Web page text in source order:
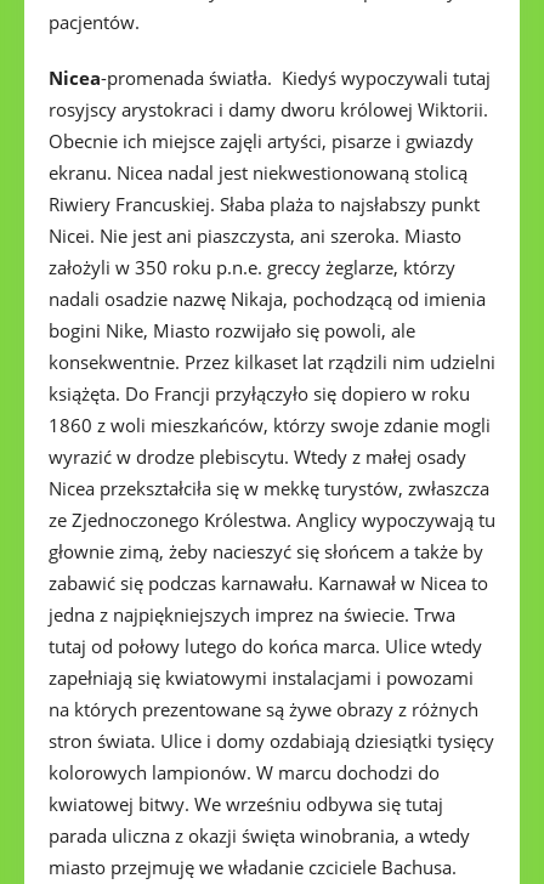
pacjentów.
Nicea-promenada światła. Kiedyś wypoczywali tutaj
rosyjscy arystokraci i damy dworu królowej Wiktorii.
Obecnie ich miejsce zajęli artyści, pisarze i gwiazdy
ekranu. Nicea nadal jest niekwestionowaną stolicą
Riwiery Francuskiej. Słaba plaża to najsłabszy punkt
Nicei. Nie jest ani piaszczysta, ani szeroka. Miasto
założyli w 350 roku p.n.e. greccy żeglarze, którzy
nadali osadzie nazwę Nikaja, pochodzącą od imienia
bogini Nike, Miasto rozwijało się powoli, ale
konsekwentnie. Przez kilkaset lat rządzili nim udzielni
książęta. Do Francji przyłączyło się dopiero w roku
1860 z woli mieszkańców, którzy swoje zdanie mogli
wyrazić w drodze plebiscytu. Wtedy z małej osady
Nicea przekształciła się w mekkę turystów, zwłaszcza
ze Zjednoczonego Królestwa. Anglicy wypoczywają tu
głownie zimą, żeby nacieszyć się słońcem a także by
zabawić się podczas karnawału. Karnawał w Nicea to
jedna z najpiękniejszych imprez na świecie. Trwa
tutaj od połowy lutego do końca marca. Ulice wtedy
zapełniają się kwiatowymi instalacjami i powozami
na których prezentowane są żywe obrazy z różnych
stron świata. Ulice i domy ozdabiają dziesiątki tysięcy
kolorowych lampionów. W marcu dochodzi do
kwiatowej bitwy. We wrześniu odbywa się tutaj
parada uliczna z okazji święta winobrania, a wtedy
miasto przejmuję we władanie czciciele Bachusa.